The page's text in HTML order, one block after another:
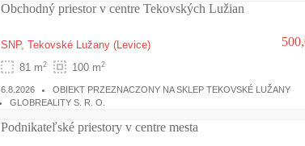
Obchodný priestor v centre Tekovských Lužian
SNP, Tekovské Lužany (Levice)
81 m2 100 m2
6.8.2026
OBIEKT PRZEZNACZONY NA SKLEP TEKOVSKÉ LUŽANY
GLOBREALITY S. R. O.
Podnikateľské priestory v centre mesta